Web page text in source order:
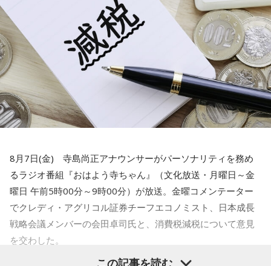
一蔵「そう。「これAIだ」とかさ。（笑） 他に色々苦労し
ている町内会もたくさんあると思うんですが、こういう町内
会もあるんだよと。若い子がやったって、やる気さえあれば
いいんだって。周りが盛り立てていけば誰でもなれるし、近
所の人と集まってお話しするっていうのもいいことだと思い
ます。町内会文化はなくなってほしくないんで、なんだった
きますから」
一蔵 「もう言いましたよ。もうノーギャラでもいいぐらい。
もう盛り上げますよ、本当」
会田「ベッセント財務長官のインタビューと、この誰だかよ
くわからない匿名の政府高官の発言が混ぜこぜになって、さ
もベッセント財務長官が日本の消費減税に反対したかのよう
な印象を与える記事が掲載されて、今、大きな問題となって
います。この誰かよくわからないアメリカの政府高官ですと
か、匿名の閣僚経験者の発言というのは、それほど重要では
ないということです。重要であれば、しっかり名前を出して
発言してくるはずですから、まったく問題にはならないと思
寺島「ベッセント財務長官はどういったかと言いますと、こ
れはNHKによるんですが…NHKの独占インタビューだったよ
うな感じです。日米の金利差が円安の要因だと指摘される
中、日銀が次の会合で利上げに踏み切るべきかと問われたの
に対し、ベッセント財務長官は具体的な政策の方向性への言
及は避けつつ、「植田総裁とは15年以上の知り合いで、絶大
8月7日(金) 寺島尚正アナウンサーがパーソナリティを務め
るラジオ番組『おはよう寺ちゃん』（文化放送・月曜日～金
曜日 午前5時00分～9時00分）が放送。金曜コメンテーター
でクレディ・アグリコル証券チーフエコノミスト、日本成長
戦略会議メンバーの会田卓司氏と、消費税減税について意見
を交わした。